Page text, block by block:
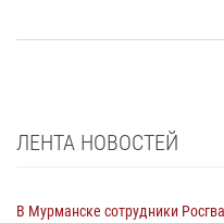
ЛЕНТА НОВОСТЕЙ
В Мурманске сотрудники